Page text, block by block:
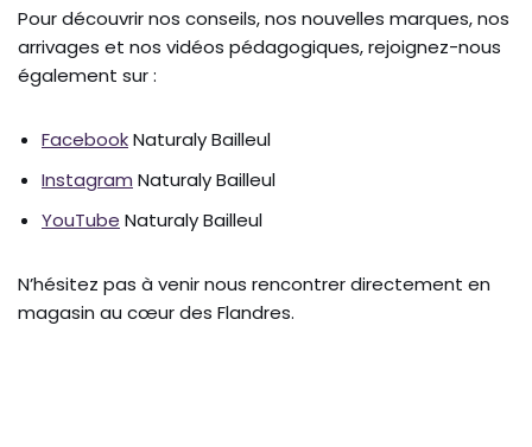
Pour découvrir nos conseils, nos nouvelles marques, nos
arrivages et nos vidéos pédagogiques, rejoignez-nous
également sur :
FacebookNaturaly Bailleul
Instagram Naturaly Bailleul
YouTube Naturaly Bailleul
N’hésitez pas à venir nous rencontrer directement en
magasin au cœur des Flandres.